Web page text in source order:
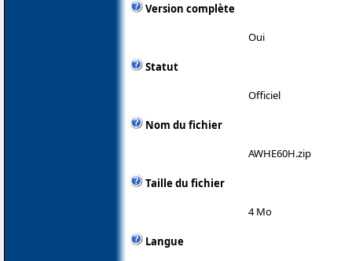
Version complète
Oui
Statut
Officiel
Nom du fichier
AWHE60H.zip
Taille du fichier
4 Mo
Langue